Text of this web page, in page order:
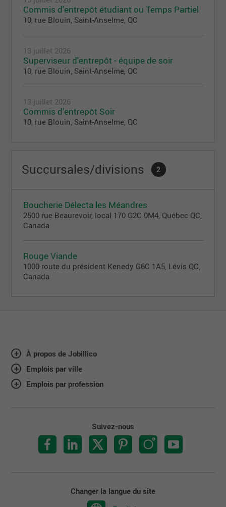
Commis d'entrepôt étudiant ou Temps Partiel
10, rue Blouin, Saint-Anselme, QC
13 juillet 2026
Superviseur d'entrepôt - équipe de soir
10, rue Blouin, Saint-Anselme, QC
13 juillet 2026
Commis d'entrepôt Soir
10, rue Blouin, Saint-Anselme, QC
Succursales/divisions 2
Boucherie Délecta les Méandres
2500 rue Beaurevoir, local 170 G2C 0M4, Québec QC,
Canada
Rouge Viande
1000 route du président Kenedy G6C 1A5, Lévis QC,
Canada
À propos de Jobillico
Emplois par ville
Emplois par profession
Suivez-nous
Changer la langue du site